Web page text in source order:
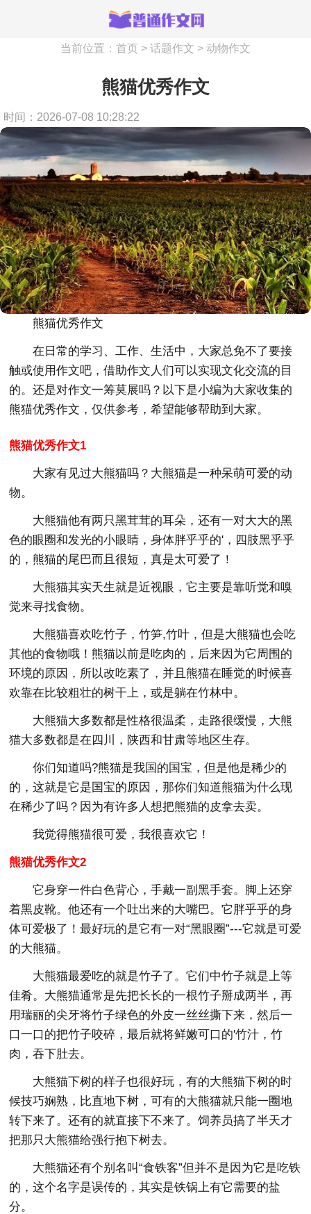
当前位置： 首页 > 话题作文 > 动物作文
熊猫优秀作文
时间：2026-07-08 10:28:22
熊猫优秀作文
在日常的学习、工作、生活中，大家总免不了要接
触或使用作文吧，借助作文人们可以实现文化交流的目
的。还是对作文一筹莫展吗？以下是小编为大家收集的
熊猫优秀作文，仅供参考，希望能够帮助到大家。
熊猫优秀作文1
大家有见过大熊猫吗？大熊猫是一种呆萌可爱的动
物。
大熊猫他有两只黑茸茸的耳朵，还有一对大大的黑
色的眼圈和发光的小眼睛，身体胖乎乎的'，四肢黑乎乎
的，熊猫的尾巴而且很短，真是太可爱了！
大熊猫其实天生就是近视眼，它主要是靠听觉和嗅
觉来寻找食物。
大熊猫喜欢吃竹子，竹笋,竹叶，但是大熊猫也会吃
其他的食物哦！熊猫以前是吃肉的，后来因为它周围的
环境的原因，所以改吃素了，并且熊猫在睡觉的时候喜
欢靠在比较粗壮的树干上，或是躺在竹林中。
大熊猫大多数都是性格很温柔，走路很缓慢，大熊
猫大多数都是在四川，陕西和甘肃等地区生存。
你们知道吗?熊猫是我国的国宝，但是他是稀少的
的，这就是它是国宝的原因，那你们知道熊猫为什么现
在稀少了吗？因为有许多人想把熊猫的皮拿去卖。
我觉得熊猫很可爱，我很喜欢它！
熊猫优秀作文2
它身穿一件白色背心，手戴一副黑手套。脚上还穿
着黑皮靴。他还有一个吐出来的大嘴巴。它胖乎乎的身
体可爱极了！最好玩的是它有一对“黑眼圈”---它就是可爱
的大熊猫。
大熊猫最爱吃的就是竹子了。它们中竹子就是上等
佳肴。大熊猫通常是先把长长的一根竹子掰成两半，再
用瑞丽的尖牙将竹子绿色的外皮一丝丝撕下来，然后一
口一口的把竹子咬碎，最后就将鲜嫩可口的'竹汁，竹
肉，吞下肚去。
大熊猫下树的样子也很好玩，有的大熊猫下树的时
候技巧娴熟，比直地下树，可有的大熊猫就只能一圈地
转下来了。还有的就直接下不来了。饲养员搞了半天才
把那只大熊猫给强行抱下树去。
大熊猫还有个别名叫“食铁客”但并不是因为它是吃铁
的，这个名字是误传的，其实是铁锅上有它需要的盐
分。